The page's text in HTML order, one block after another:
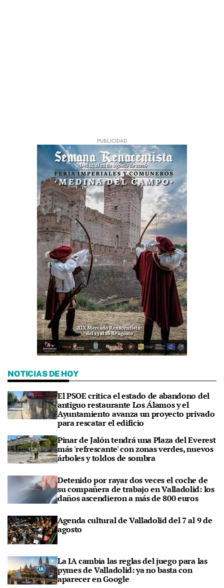
NOTICIAS DE HOY
El PSOE critica el estado de abandono del
antiguo restaurante Los Álamos y el
Ayuntamiento avanza un proyecto privado
para rescatar el edificio
Pinar de Jalón tendrá una Plaza del Everest
más 'refrescante' con zonas verdes, nuevos
árboles y toldos de sombra
Detenido por rayar dos veces el coche de
su compañera de trabajo en Valladolid: los
daños ascendieron a más de 800 euros
Agenda cultural de Valladolid del 7 al 9 de
agosto
La IA cambia las reglas del juego para las
pymes de Valladolid: ya no basta con
aparecer en Google